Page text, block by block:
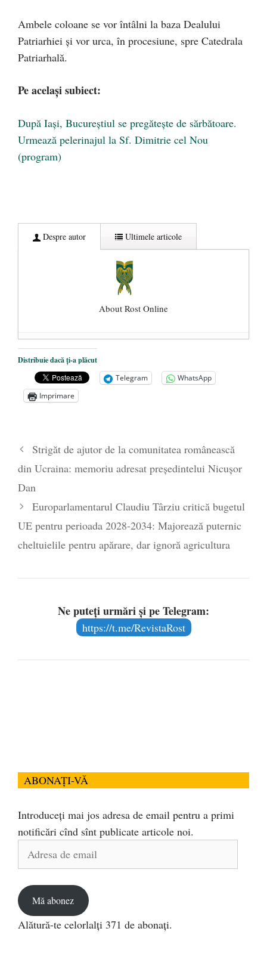
Ambele coloane se vor întâlni la baza Dealului
Patriarhiei și vor urca, în procesiune, spre Catedrala
Patriarhală.
Pe același subiect:
După Iași, Bucureștiul se pregătește de sărbătoare.
Urmează pelerinajul la Sf. Dimitrie cel Nou
(program)
Despre autor Ultimele articole
About Rost Online
Dezvăluiri cutremurătoare despre
președintele Ucrainei, Volodymyr
Zelensky
- 13 mai 2026
Statul care servește Națiunea
poetului Octavian Goga, înlăturat din Iași
- 16 aprilie 2026
Distribuie dacă ți-a plăcut
Telegram
WhatsApp
Imprimare
Strigăt de ajutor de la comunitatea românească
din Ucraina: memoriu adresat președintelui Nicușor
Dan
Europarlamentarul Claudiu Târziu critică bugetul
UE pentru perioada 2028-2034: Majorează puternic
cheltuielile pentru apărare, dar ignoră agricultura
Ne puteți urmări și pe Telegram:
https://t.me/RevistaRost
ABONAȚI-VĂ
Introduceți mai jos adresa de email pentru a primi
notificări cînd sînt publicate articole noi.
Adresa
Mă abonez
Alătură-te celorlalți 371 de abonați.